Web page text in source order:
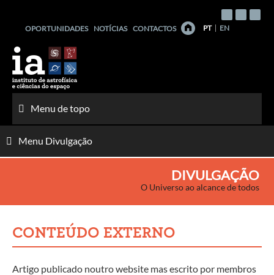
conteúdo
OPORTUNIDADES NOTÍCIAS CONTACTOS PT EN
Menu de topo
Menu Divulgação
DIVULGAÇÃO
O Universo ao alcance de todos
CONTEÚDO EXTERNO
Artigo publicado noutro website mas escrito por membros